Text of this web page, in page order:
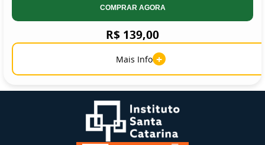
COMPRAR AGORA
R$ 139,00
Mais Info +